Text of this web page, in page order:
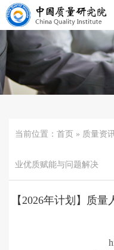
当前位置： 首页 » 质量资
业优质赋能与问题解决
【2026年计划】质